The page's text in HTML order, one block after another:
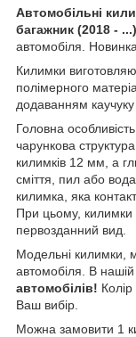
Автомобільні
багажник (2018 -
автомобіля. Новинка
Килимки
полімерного
додаванням каучуку
Головна
чарункова
килимків 12 мм, а
сміття, пил або
килимка, яка
При цьому, килимки
первозданний вид.
Модельні килимки,
автомобіля. В
автомобілів!
Ваш вибір.
Можна замовити 1